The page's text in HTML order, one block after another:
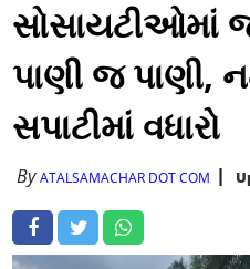
સોસાયટીઓમાં
પાણી જ પાણી,
સપાટીમાં વધારો
ByATALSAMACHAR DOT COM